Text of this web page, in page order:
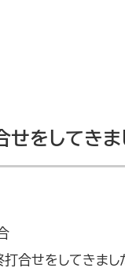
せをしてきま
合せをしてきまし